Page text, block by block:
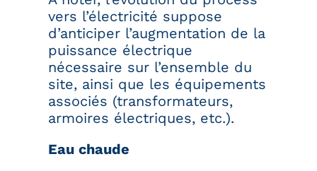
vers l’électricité suppose
d’anticiper l’augmentation de la
puissance électrique
nécessaire sur l’ensemble du
site, ainsi que les équipements
associés (transformateurs,
armoires électriques, etc.).
Eau chaude